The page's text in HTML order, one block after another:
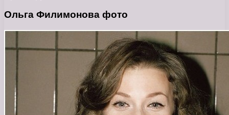
Ольга Филимонова фото